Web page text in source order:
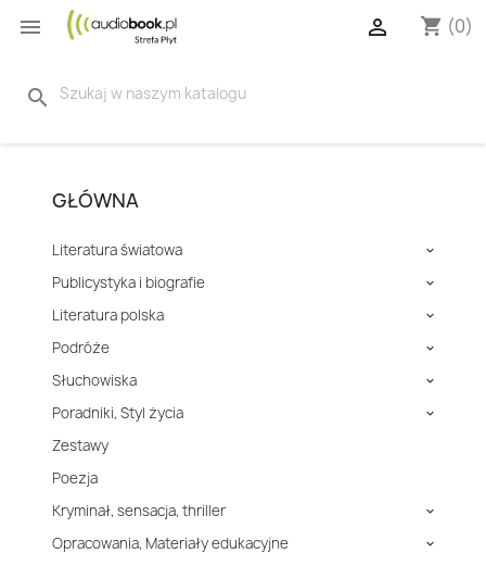
 shopping_cart (0)

search
GŁÓWNA
Literatura światowa 
Publicystyka i biografie 
Literatura polska 
Podróże 
Słuchowiska 
Poradniki, Styl życia 
Zestawy
Poezja
Kryminał, sensacja, thriller

Opracowania, Materiały edukacyjne 